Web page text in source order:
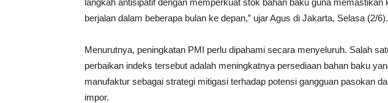
langkah antisipatif dengan memperkuat stok bahan baku guna memastikan
berjalan dalam beberapa bulan ke depan,” ujar Agus di Jakarta, Selasa (2/6).
Menurutnya, peningkatan PMI perlu dipahami secara menyeluruh. Salah
perbaikan indeks tersebut adalah meningkatnya persediaan bahan baku
manufaktur sebagai strategi mitigasi terhadap potensi gangguan pasokan
impor.